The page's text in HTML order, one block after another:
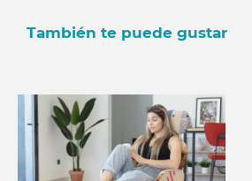
También te puede gustar